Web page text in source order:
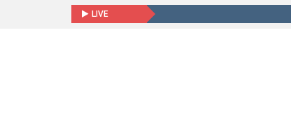
LIVE